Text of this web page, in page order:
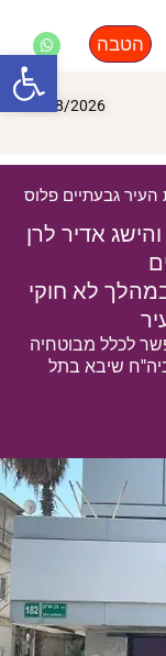
הטבה
09/08/2026
העיר גבעתיים פלוס
אדיר לרן
לא חוקי
לכלל מבוטחיה
שיבא בתל
פתח